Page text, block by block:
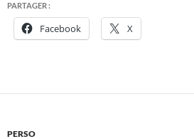
PARTAGER :
Facebook X
PERSO